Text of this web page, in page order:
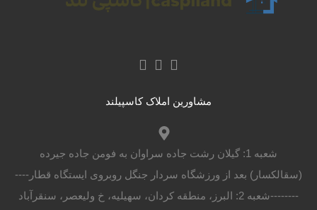
مشاورین املاک کاسپیلند
شعبه 1: گیلان رشت جاده سراوان به فومن جاده جیرده
(سقالکسار) بعد از ورزشگاه سردار جنگل روبروی ایستگاه قطار----
--------شعبه 2: البرز، منطقه کردان، سهیلیه، خ ولیعصر، سنقرآباد